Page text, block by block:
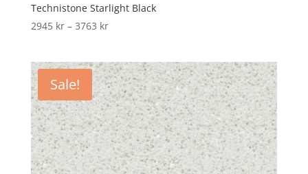
Technistone Starlight Black
2945 kr – 3763 krPrice
through
3763 kr
Sale!